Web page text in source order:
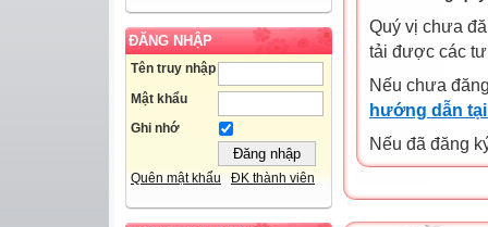
ĐĂNG NHẬP
Tên truy nhập
Mật khẩu
Ghi nhớ
Quên mật khẩu ĐK thành viên
Quý vị chưa
tải được các
Nếu chưa
hướng dẫn
Nếu đã đăng